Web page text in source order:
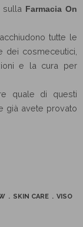
sullaFarmacia On
tutte le
dei cosmeceutici,
e la cura per
quale di questi
già avete provato
SKIN CARE VISO